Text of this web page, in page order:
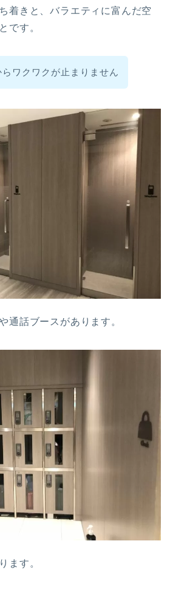
着きと、バラエティに富んだ空
です。
らワクワクが止まりません
通話ブースがあります。
ます。